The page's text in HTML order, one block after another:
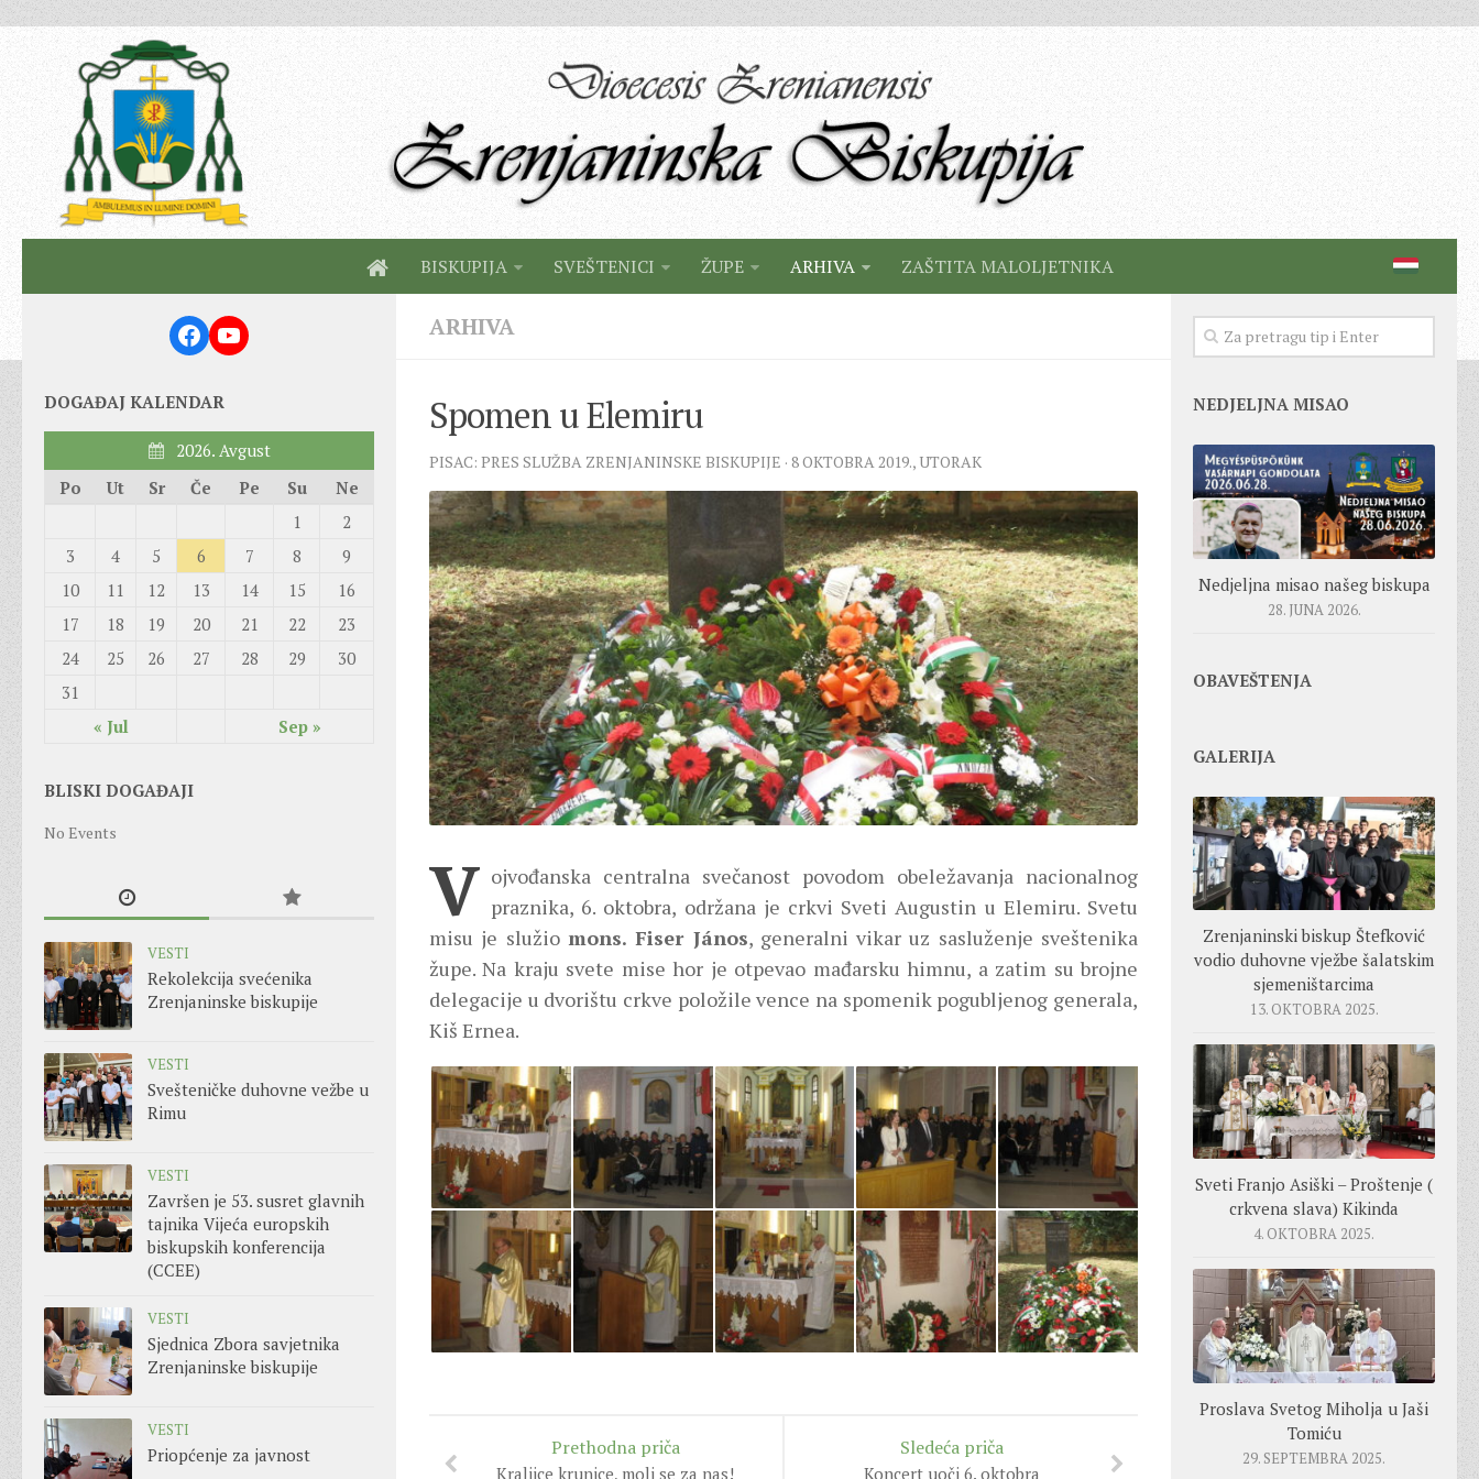
BISKUPIJA SVEŠTENICI ŽUPE ARHIVA ZAŠTITA MALOLJETNIKA
ARHIVA
Spomen u Elemiru
PISAC: PRES SLUŽBA ZRENJANINSKE BISKUPIJE · 8 OKTOBRA 2019., UTORAK
V ojvođanska centralna svečanost povodom obeležavanja nacionalnog
praznika, 6. oktobra, održana je crkvi Sveti Augustin u Elemiru. Svetu
misu je služio mons. Fiser János, generalni vikar uz sasluženje sveštenika
župe. Na kraju svete mise hor je otpevao mađarsku himnu, a zatim su brojne
delegacije u dvorištu crkve položile vence na spomenik pogubljenog generala,
Kiš Ernea.
Sledeća priča
Koncert uoči 6. oktobra
Prethodna priča
Kraljice krunice, moli se za nas!
Facebook
YouTube
DOGAĐAJ KALENDAR
2026. Avgust
Po
Ut Sr Če Pe Su Ne
« Jul Sep »
1
2
3
4 5 6 7 8
9
10
11 12 13 14 15
16
17
18 19 20 21 22
23
24
25 26 27 28 29
30
31
BLISKI DOGAĐAJI
No Events
VESTI
Rekolekcija svećenika
Zrenjaninske biskupije
VESTI
Svešteničke duhovne vežbe u
Rimu
VESTI
Završen je 53. susret glavnih
tajnika Vijeća europskih
biskupskih konferencija
(CCEE)
VESTI
Sjednica Zbora savjetnika
Zrenjaninske biskupije
VESTI
Priopćenje za javnost
NEDJELJNA MISAO
Nedjeljna misao našeg biskupa
28. JUNA 2026.
OBAVEŠTENJA
GALERIJA
Zrenjaninski biskup Štefković
vodio duhovne vježbe šalatskim
sjemeništarcima
13. OKTOBRA 2025.
Sveti Franjo Asiški – Proštenje (
crkvena slava) Kikinda
4. OKTOBRA 2025.
Proslava Svetog Miholja u Jaši
Tomiću
29. SEPTEMBRA 2025.